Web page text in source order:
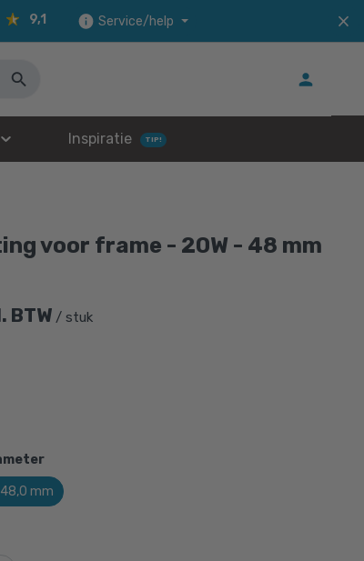
9,1 Service/help
Inspiratie TIP!
voor frame - 20W - 48 mm
BTW / stuk
mm